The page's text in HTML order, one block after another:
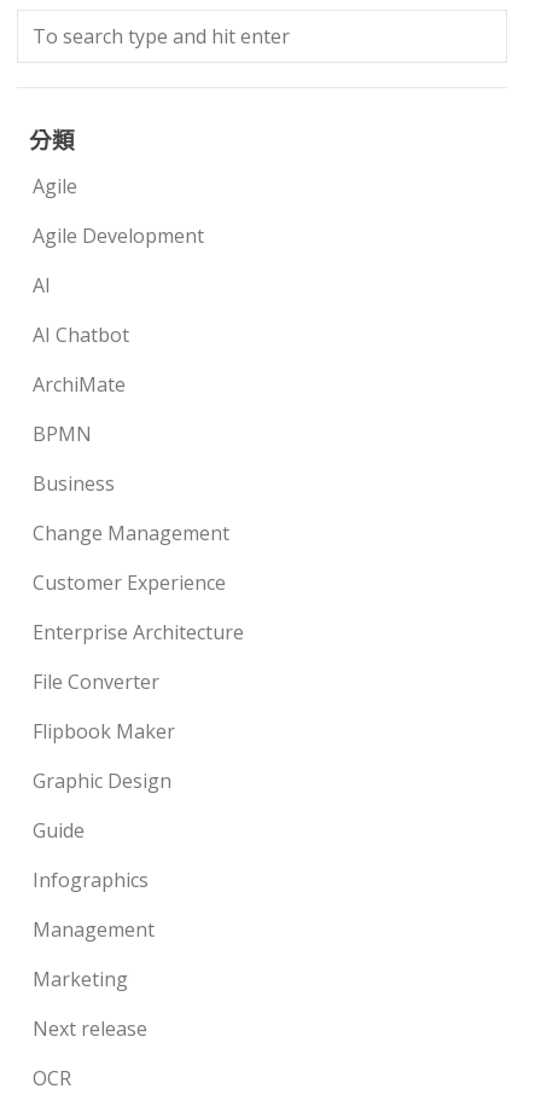
分類
Agile
Agile Development
AI
AI Chatbot
ArchiMate
BPMN
Business
Change Management
Customer Experience
Enterprise Architecture
File Converter
Flipbook Maker
Graphic Design
Guide
Infographics
Management
Marketing
Next release
OCR